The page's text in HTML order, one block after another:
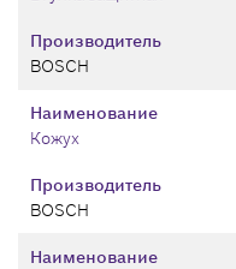
Производитель
BOSCH
Производитель
BOSCH
Наименование
Кожух
Наименование